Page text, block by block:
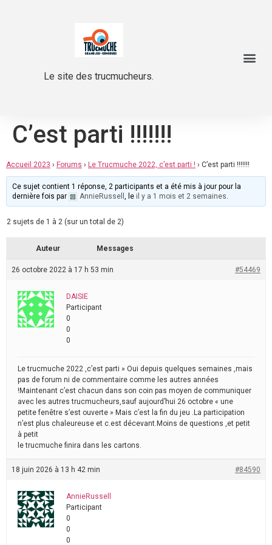
Le site des trucmucheurs.
C’est parti !!!!!!!
Accueil 2023 › Forums › Le Trucmuche 2022, c’est parti ! › C’est parti !!!!!!!
Ce sujet contient 1 réponse, 2 participants et a été mis à jour pour la
dernière fois par
AnnieRussell, le il y a 1 mois et 2 semaines.
2 sujets de 1 à 2 (sur un total de 2)
Auteur Messages
26 octobre 2022 à 17 h 53 min #54469
DAISIE
Participant
0
0
0
Le trucmuche 2022 ,c’est parti » Oui depuis quelques semaines ,mais
pas de forum ni de commentaire comme les autres années
!Maintenant c’est chacun dans son coin pas moyen de communiquer
avec les autres trucmucheurs,sauf aujourd’hui 26 octobre « une
petite fenêtre s’est ouverte » Mais c’est la fin du jeu .La participation
n’est plus chaleureuse et c.est décevant.Moins de questions ,et petit
à petit
le trucmuche finira dans les cartons.
18 juin 2026 à 13 h 42 min #84590
AnnieRussell
Participant
0
0
0